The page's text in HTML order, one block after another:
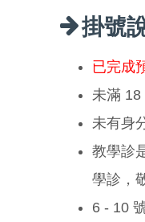
掛號
已完成
未滿 18
未有身
教學診
學診，
6 - 10